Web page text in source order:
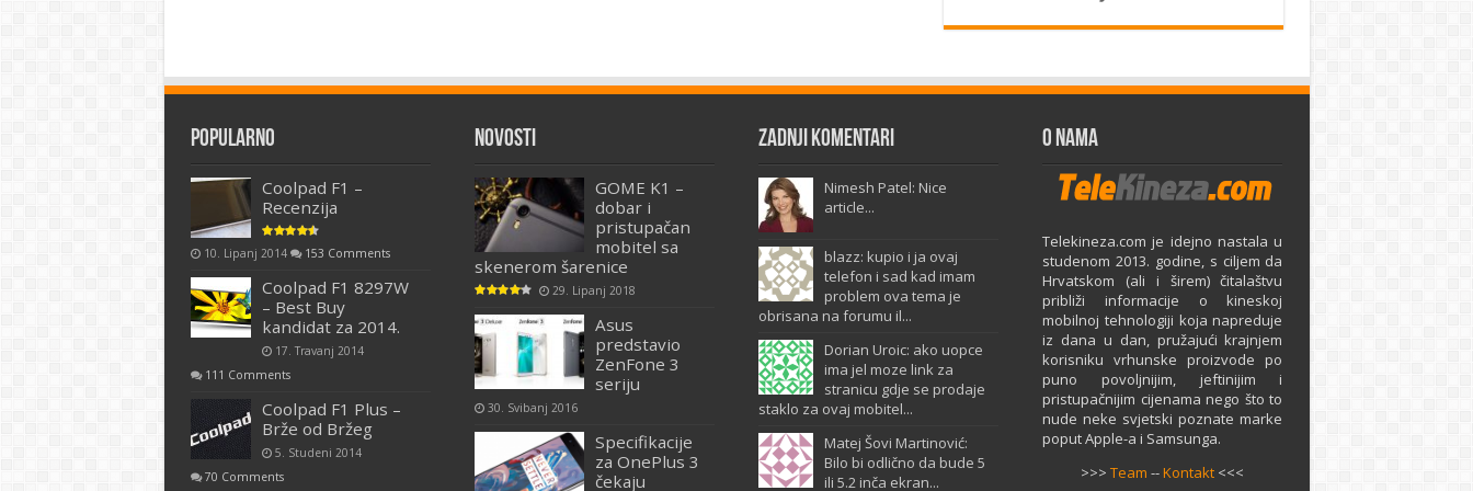
Popularno
Coolpad F1 –
Recenzija
10. Lipanj 2014 153 Comments
Coolpad F1 8297W
– Best Buy
kandidat za 2014.
17. Travanj 2014
111 Comments
Coolpad F1 Plus –
Brže od Bržeg
5. Studeni 2014
70 Comments
Novosti
GOME K1 –
dobar i
pristupačan
mobitel sa
skenerom šarenice
29. Lipanj 2018
Asus
predstavio
ZenFone 3
seriju
30. Svibanj 2016
Specifikacije
za OnePlus 3
čekaju
Zadnji komentari
Nimesh Patel: Nice
article...
blazz: kupio i ja ovaj
telefon i sad kad imam
problem ova tema je
obrisana na forumu il...
Dorian Uroic: ako uopce
ima jel moze link za
stranicu gdje se prodaje
staklo za ovaj mobitel...
Matej Šovi Martinović:
Bilo bi odlično da bude 5
ili 5.2 inča ekran...
O Nama
Telekineza.com je idejno nastala u
studenom 2013. godine, s ciljem da
Hrvatskom (ali i širem) čitalaštvu
približi informacije o kineskoj
mobilnoj tehnologiji koja napreduje
iz dana u dan, pružajući krajnjem
korisniku vrhunske proizvode po
puno povoljnijim, jeftinijim i
pristupačnijim cijenama nego što to
nude neke svjetski poznate marke
poput Apple-a i Samsunga.
>>>Team --Kontakt <<<